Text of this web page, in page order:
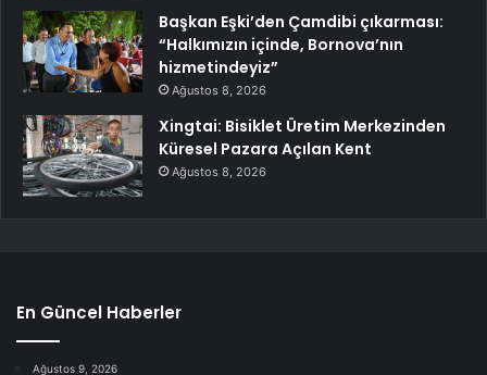
Başkan Eşki’den Çamdibi çıkarması:
“Halkımızın içinde, Bornova’nın
hizmetindeyiz”
Ağustos 8, 2026
Xingtai: Bisiklet Üretim Merkezinden
Küresel Pazara Açılan Kent
Ağustos 8, 2026
En Güncel Haberler
Ağustos 9, 2026